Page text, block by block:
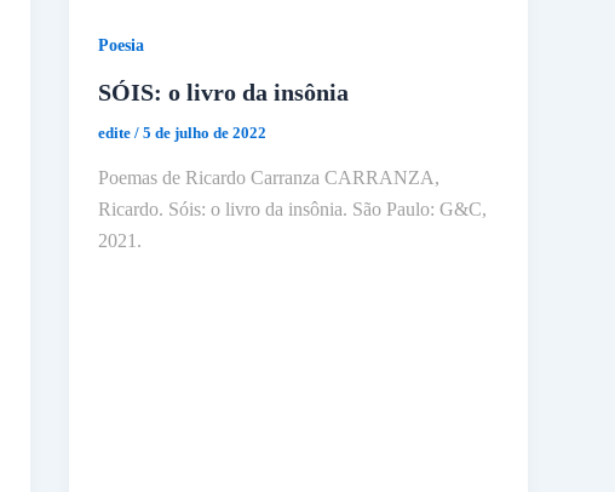
Poesia
SÓIS: o livro da insônia
edite/5 de julho de 2022
Poemas de Ricardo Carranza CARRANZA,
Ricardo. Sóis: o livro da insônia. São Paulo: G&C,
2021.